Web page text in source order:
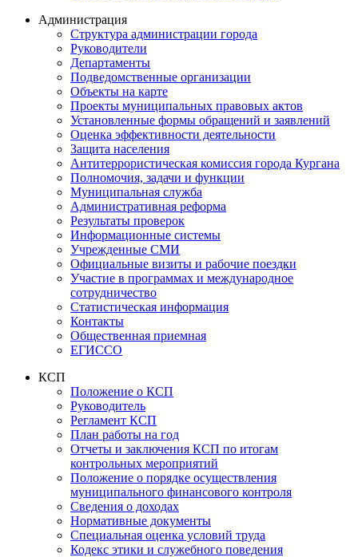
Администрация
Структура администрации города
Руководители
Департаменты
Подведомственные организации
Объекты на карте
Проекты муниципальных правовых актов
Установленные формы обращений и заявлений
Оценка эффективности деятельности
Защита населения
Антитеррористическая комиссия города Кургана
Полномочия, задачи и функции
Муниципальная служба
Административная реформа
Результаты проверок
Информационные системы
Учрежденные СМИ
Официальные визиты и рабочие поездки
Участие в программах и международное
сотрудничество
Статистическая информация
Контакты
Общественная приемная
ЕГИССО
КСП
Положение о КСП
Руководитель
Регламент КСП
План работы на год
Отчеты и заключения КСП по итогам
контрольных мероприятий
Положение о порядке осуществления
муниципального финансового контроля
Сведения о доходах
Нормативные документы
Специальная оценка условий труда
Кодекс этики и служебного поведения